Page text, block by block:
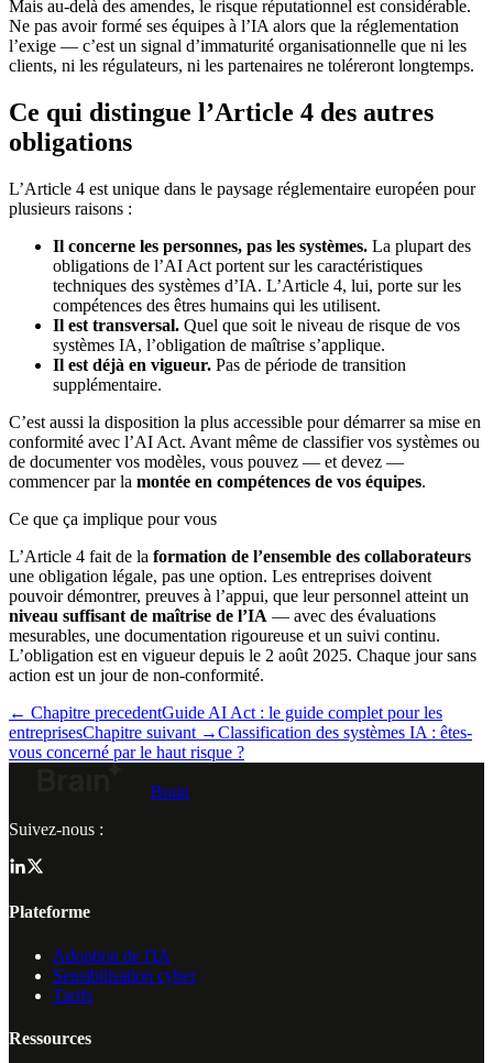
Mais au-delà des amendes, le risque réputationnel est considérable.
Ne pas avoir formé ses équipes à l’IA alors que la réglementation
l’exige — c’est un signal d’immaturité organisationnelle que ni les
clients, ni les régulateurs, ni les partenaires ne toléreront longtemps.
Ce qui distingue l’Article 4 des autres
obligations
L’Article 4 est unique dans le paysage réglementaire européen pour
plusieurs raisons :
Il concerne les personnes, pas les systèmes. La plupart des
obligations de l’AI Act portent sur les caractéristiques
techniques des systèmes d’IA. L’Article 4, lui, porte sur les
compétences des êtres humains qui les utilisent.
Il est transversal. Quel que soit le niveau de risque de vos
systèmes IA, l’obligation de maîtrise s’applique.
Il est déjà en vigueur. Pas de période de transition
supplémentaire.
C’est aussi la disposition la plus accessible pour démarrer sa mise en
conformité avec l’AI Act. Avant même de classifier vos systèmes ou
de documenter vos modèles, vous pouvez — et devez —
commencer par la montée en compétences de vos équipes.
Ce que ça implique pour vous
L’Article 4 fait de la formation de l’ensemble des collaborateurs
une obligation légale, pas une option. Les entreprises doivent
pouvoir démontrer, preuves à l’appui, que leur personnel atteint un
niveau suffisant de maîtrise de l’IA — avec des évaluations
mesurables, une documentation rigoureuse et un suivi continu.
L’obligation est en vigueur depuis le 2 août 2025. Chaque jour sans
action est un jour de non-conformité.
← Chapitre precedentGuide AI Act : le guide complet pour les
entreprisesChapitre suivant →Classification des systèmes IA : êtes-
vous concerné par le haut risque ?
Brain
Suivez-nous :
Plateforme
Adoption de l'IA
Sensibilisation cyber
Tarifs
Ressources